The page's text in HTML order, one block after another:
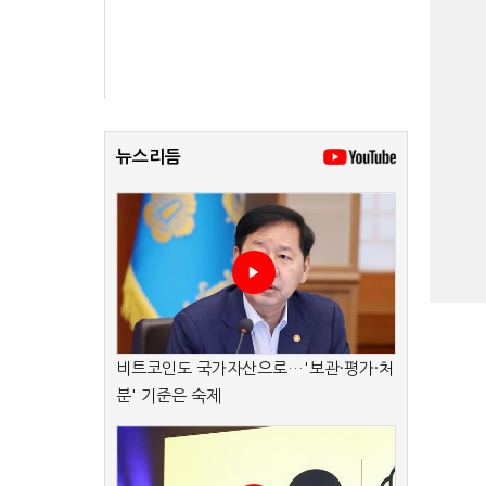
뉴스리듬
비트코인도 국가자산으로…'보관·평가·처
분' 기준은 숙제